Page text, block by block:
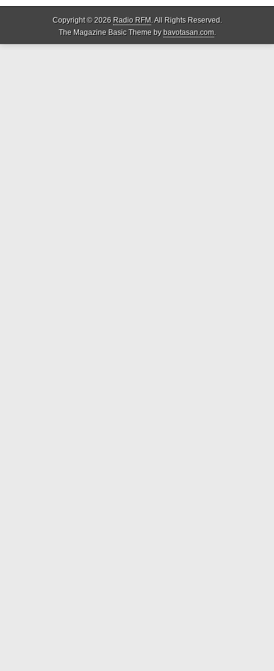
Copyright © 2026 Radio RFM. All Rights Reserved.
The Magazine Basic Theme bybavotasan.com.